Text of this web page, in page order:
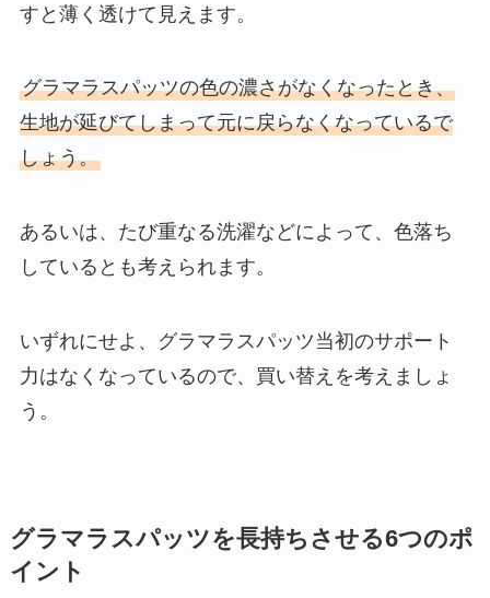
すと薄く透けて見えます。
グラマラスパッツの色の濃さがなくなったとき、
生地が延びてしまって元に戻らなくなっているで
しょう。
あるいは、たび重なる洗濯などによって、色落ち
しているとも考えられます。
いずれにせよ、グラマラスパッツ当初のサポート
力はなくなっているので、買い替えを考えましょ
う。
グラマラスパッツを長持ちさせる6つのポ
イント